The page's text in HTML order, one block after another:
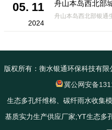
05. 11
2024
版权所有：衡水银通环保科技有限
冀公网安备
生态多孔纤维棉、碳纤雨水收集
基质实力生产供应厂家;YT生态多